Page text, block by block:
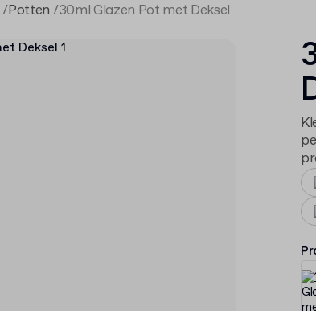
Potten 30ml Glazen Pot met Deksel